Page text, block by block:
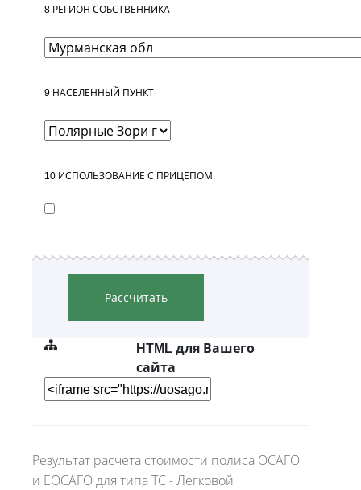
8 РЕГИОН СОБСТВЕННИКА
9 НАСЕЛЕННЫЙ ПУНКТ
10 ИСПОЛЬЗОВАНИЕ С ПРИЦЕПОМ
Рассчитать
HTML для Вашего
сайта
Результат расчета стоимости полиса ОСАГО
и ЕОСАГО для типа ТС - Легковой